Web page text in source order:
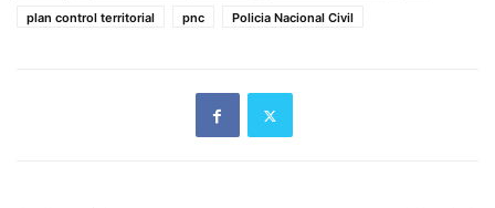
plan control territorial
pnc Policia Nacional Civil